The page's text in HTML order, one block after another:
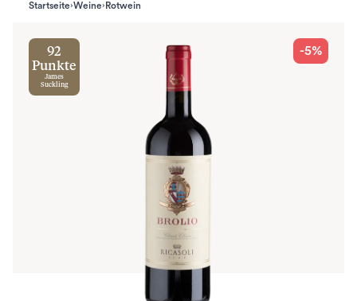
Startseite Weine Rotwein
92
Punkte
James
Suckling
-5%